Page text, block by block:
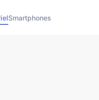
Smartphones